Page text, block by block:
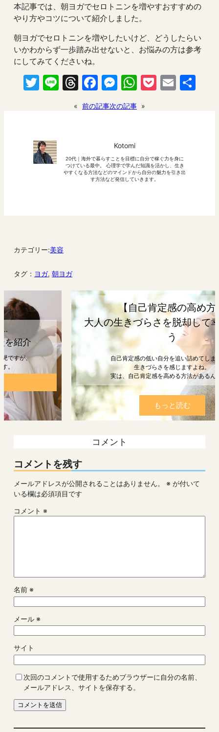
本記事では、朝ヨガでセロトニンを増やすおすすめの
やり方やコツについて紹介しました。
朝ヨガでセロトニンを増やしたいけど、どうしたらい
いかわからず一歩踏み出せないと、お悩みの方は参考
にしてみてくださいね。
Twitter
LineThreads
Facebook
Messenger
WhatsApp
Pocket
Email
« 前の記事次の記事 »
Kotomi
20代｜海外で暮らすことを目標に自分で稼ぐ力を身に
つけている最中。 心理学で学んだ知識を活かし、生き
やすくなる方法などのマインドから自分の魅力を引き出
す方法など発信していきます。
カテゴリー:美容
タグ： ヨガ, 朝ヨガ
【自己肯定感の高め方】
大人の生きづらさを脱却して幸せになろ
う
自己肯定感の低い自分を追い詰めてしまうと、
生きづらさを感じますよね。
実は、自己肯定感を高める方法があるんです。
もっと読む
コメント
コメントを残す
メールアドレスが公開されることはありません。 ※ が付いて
いる欄は必須項目です
コメント ※
名前 ※
メール ※
サイト
次回のコメントで使用するためブラウザーに自分の名前、
メールアドレス、サイトを保存する。